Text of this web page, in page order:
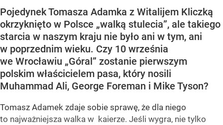
Pojedynek Tomasza Adamka z Witalijem Kliczką
okrzyknięto w Polsce „walką stulecia”, ale takiego
starcia w naszym kraju nie było ani w tym, ani
w poprzednim wieku. Czy 10 września
we Wrocławiu „Góral” zostanie pierwszym
polskim właścicielem pasa, który nosili
Muhammad Ali, George Foreman i Mike Tyson?
Tomasz Adamek zdaje sobie sprawę, że dla niego
to najważniejsza walka w kaierze. Jeśli wygra, nie tylko